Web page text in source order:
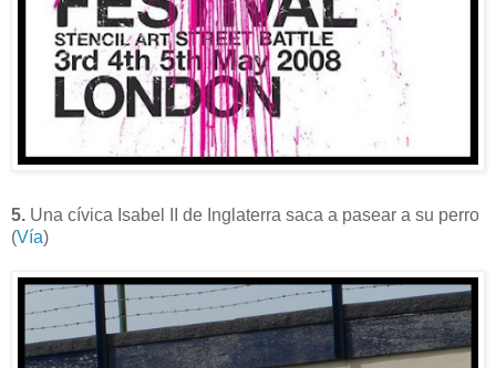
5. Una cívica Isabel II de Inglaterra saca a pasear a su perro
(Vía)